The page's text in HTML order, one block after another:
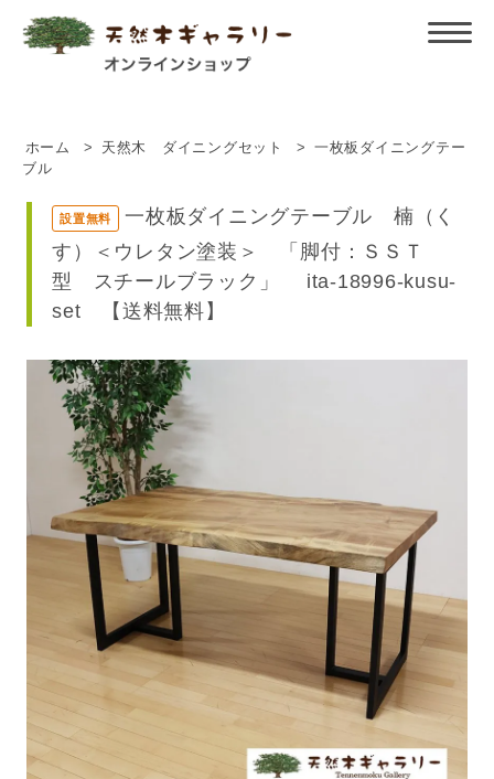
ホーム > 天然木 ダイニングセット >
一枚板ダイニングテー
ブル
設置無料
一枚板ダイニングテーブル 楠（く
す）＜ウレタン塗装＞ 「脚付：ＳＳＴ
型 スチールブラック」 ita-18996-kusu-
set 【送料無料】